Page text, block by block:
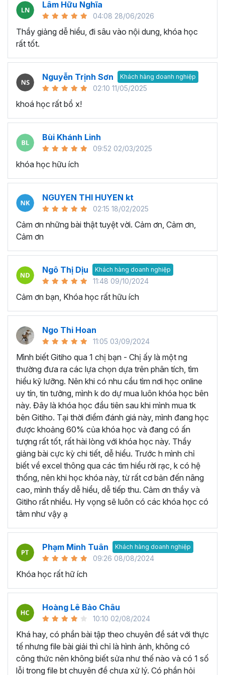
Execel giúp gia tăng hiệu suất làm việc hiệu quả
Đưa ra quyết định thông minh:
giúp bạn có cái nhìn rõ ràng về tình hình và xu hướng. Nhờ
đó thay vì đưa ra quyết định trên suy đoán thiếu tính
chính xác và logic, thì bạn ra quyết định dựa trên dữ liệu
có tính logic cao từ đó giúp tối ưu hóa kết quả và đạt
trong chương trình đào tạo Excel này bạn có thể làm chủ
công cụ và tính năng Excel nâng cao, từ đó tối ưu hóa
quy trình làm việc và tự động hóa các tác vụ lặp đi lặp lại.
Nhờ vậy sẽ giúp giảm thiểu lỗi và tăng hiệu suất làm việc
đáng kể.
Tăng cơ hội nghề nghiệp:Khi trở thành người thành
thạo công cụ Excel, bạn sẽ có lợi thế rất lớn khi ứng tuyển
và được đề cao hơn trong công việc.
ONLINE NÀY?
Cách để tự học Excel hiệu quả?
Chúng ta hoàn toàn có thể tự học Excel ngay tại nhà thay
vì tốn thời gian đến trung tâm tin học văn phòng hay lớp
học thêm. Một vài lời khuyên giúp bạn có thể chinh phục
kiến thức Excel và áp dụng trong công việc hiệu quả như
sau:
Xác định ràng mục tiêu của bạn khi học Excel:
Bạn hãy tập trung học những kỹ năng cụ thể mà bạn
muốn phát triển ví dụ như: Hàm Excel, biểu đồ Excel,
VBA Excel… thay vì học lan man tất cả các kiến
thức liên quan không có trọng tâm.
Học thông qua video hướng dẫn:Bạn có thể tìm
kiếm các video liên quan đến bài học Excel mà bạn
đang cần trên các trang mạng như Youtube,
Facebook, Tiktok,... Với nguồn tài liệu phong phú và
gian nào chỉ cần có thiết bị kết nối internet. Tuy
nhiên, bạn sẽ cần tốn thời nhiều thời gian để tìm kiếm
các bài giảng dạy về Excel chất lượng và các bài
giảng phân tán không theo lộ trình cụ thể. Bởi vậy,
sẽ là 1 giải pháp giúp bạn tiết kiệm thời gian và tiền
bạc.
Học qua sách hướng dẫn:Hiện nay trên thị trường
có nhiều loại sách giúp bạn tự học Excel ngay tại
nhà như Hướng dẫn sử dụng Excel cho người tự
học, Excel ứng dụng văn phòng từ cơ bản đến nâng
cao,... với cách học này bạn sẽ có thể học qua các
Lâm Hữu Nghĩa
04:08 28/06/2026
Thầy giảng dễ hiểu, đi sâu vào nội dung, khóa học
rất tốt.
Nguyễn Trịnh Sơn Khách hàng doanh nghiệp
02:10 11/05/2025
khoá học rất bổ x!
Bùi Khánh Linh
09:52 02/03/2025
khóa học hữu ích
NGUYEN THI HUYEN kt
02:15 18/02/2025
Cảm ơn những bài thật tuyệt vời. Cảm ơn, Cảm ơn,
Cảm ơn
Ngô Thị Dịu Khách hàng doanh nghiệp
11:48 09/10/2024
Cảm ơn bạn, Khóa học rất hữu ích
Ngo Thi Hoan
11:05 03/09/2024
Mình biết Gitiho qua 1 chị bạn - Chị ấy là một ng
thường đưa ra các lựa chọn dựa trên phân tích, tìm
hiểu kỹ lưỡng. Nên khi có nhu cầu tìm nơi học online
uy tín, tin tưởng, mình k do dự mua luôn khóa học bên
này. Đây là khóa học đầu tiên sau khi mình mua tk
bên Gitiho. Tại thời điểm đánh giá này, mình đang học
được khoảng 60% của khóa học và đang có ấn
tượng rất tốt, rất hài lòng với khóa học này. Thầy
giảng bài cực kỳ chi tiết, dễ hiểu. Trước h mình chỉ
biết về excel thông qua các tìm hiểu rời rạc, k có hệ
thống, nên khi học khóa này, từ rất cơ bản đến nâng
cao, mình thấy dễ hiểu, dễ tiếp thu. Cảm ơn thầy và
Gitiho rất nhiều. Hy vọng sẽ luôn có các khóa học có
tâm như vậy ạ
Phạm Minh Tuân Khách hàng doanh nghiệp
09:26 08/08/2024
Khóa học rất hữ ích
Hoàng Lê Bảo Châu
10:10 02/08/2024
Khá hay, có phần bài tập theo chuyên đề sát với thực
tế nhưng file bài giải thì chỉ là hình ảnh, không có
công thức nên không biết sửa như thế nào và có 1 số
lỗi trong file bt chuyên đề chưa xử lý. Có phần hỏi